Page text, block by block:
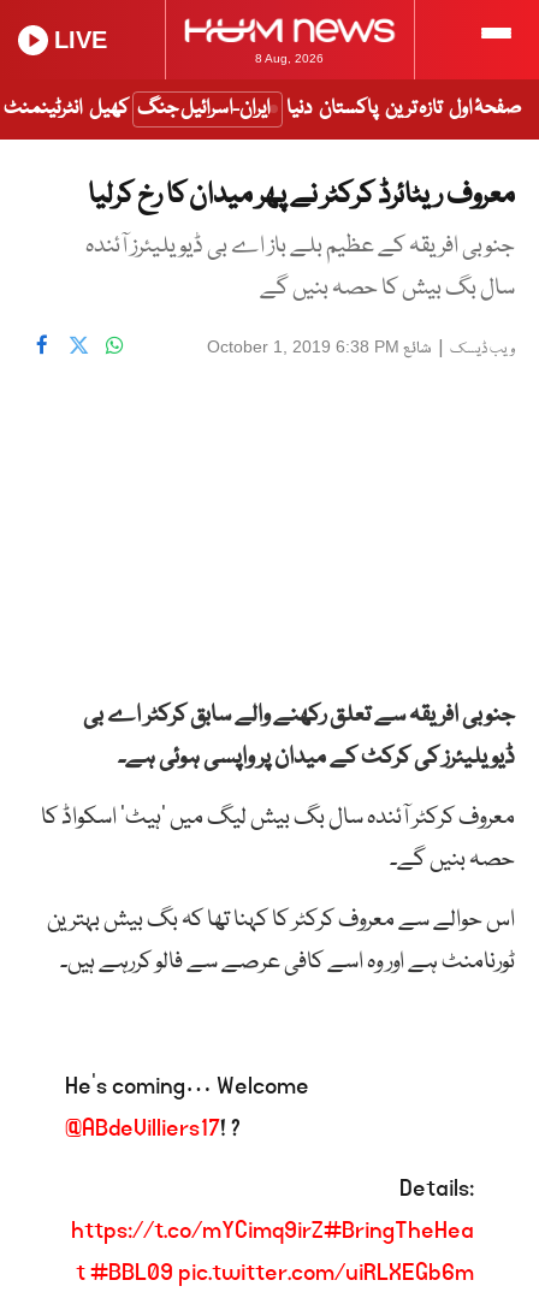
8 Aug, 2026
LIVE
صفحۂ اول تازہ ترین پاکستان دنیا ایران-اسرائیل جنگ کھیل انٹرٹینمنٹ
معروف ریٹائرڈ کرکٹر نے پھر میدان کا رخ کرلیا
جنوبی افریقہ کے عظیم بلے باز اے بی ڈیویلیئرز آئندہ
سال بگ بیش کا حصہ بنیں گے
ویب ڈیسک | شائع October 1, 2019 6:38 PM
جنوبی افریقہ سے تعلق رکھنے والے سابق کرکٹر اے بی
ڈیویلیئرز کی کرکٹ کے میدان پر واپسی ہوئی ہے۔
معروف کرکٹر آئندہ سال بگ بیش لیگ میں ’ہیٹ‘ اسکواڈ کا
حصہ بنیں گے۔
اس حوالے سے معروف کرکٹر کا کہنا تھا کہ بگ بیش بہترین
ٹورنامنٹ ہے اور وہ اسے کافی عرصے سے فالو کررہے ہیں۔
He’s coming… Welcome
@ABdeVilliers17! ?
Details:
https://t.co/mYCimq9irZ#BringTheHea
t#BBL09 pic.twitter.com/uiRLXEGb6m